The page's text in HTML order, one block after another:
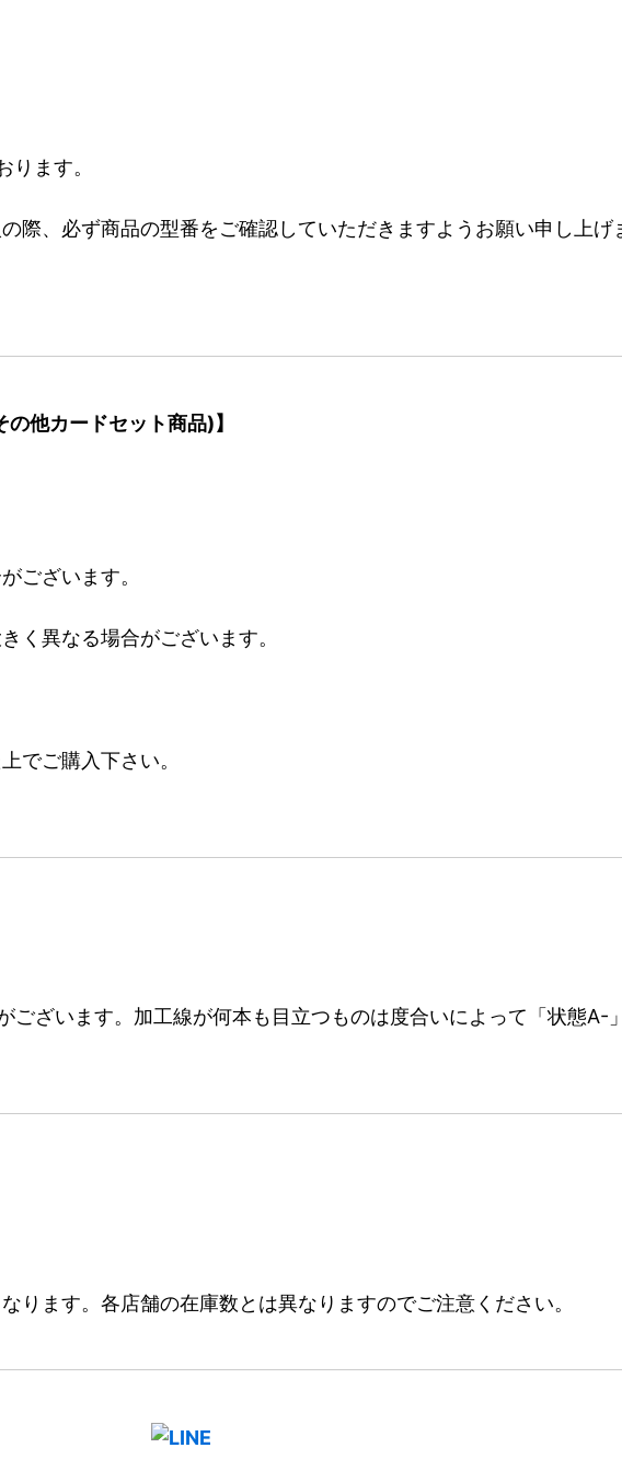
ます。
、必ず商品の型番をご確認していただきますようお願い申し上げ
他カードセット商品)】
ございます。
く異なる場合がございます。
でご購入下さい。
ざいます。加工線が何本も目立つものは度合いによって「状態A-
ます。各店舗の在庫数とは異なりますのでご注意ください。